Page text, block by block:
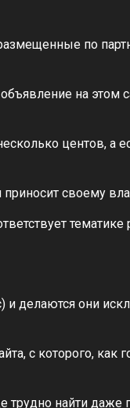
по
на этом
центов, а
своему
тематике
и делаются они
с которого, как
трудно найти даже